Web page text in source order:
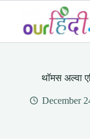
content
थॉमस अल्वा
December